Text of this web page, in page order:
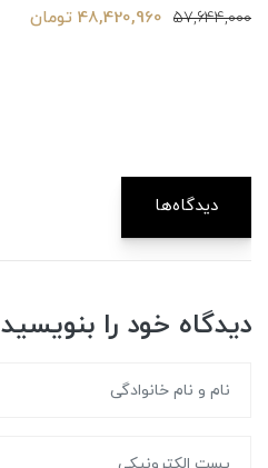
57,644,000 48,420,960 تومان
دیدگاه‌ها
دیدگاه خود را بنویسید